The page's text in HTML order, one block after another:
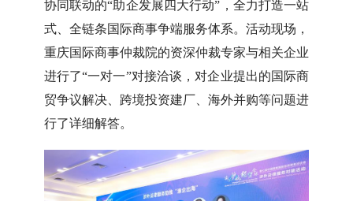
协同联动的“助企发展四大行动”，全力打造一站
式、全链条国际商事争端服务体系。活动现场，
重庆国际商事仲裁院的资深仲裁专家与相关企业
进行了“一对一”对接洽谈，对企业提出的国际商
贸争议解决、跨境投资建厂、海外并购等问题进
行了详细解答。